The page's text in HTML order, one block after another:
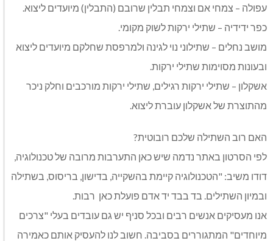
עפולה – צמחי אם וצמחי תבלין שרובם (התבלין) מיועדים ליצוא.
כפר ידידיה – שתילי ירקות לשוק מקומי.
מושב נחלים – שתילוני נוי לגינה ולמרפסת שחלקם מיועדים ליצוא
ובעונות מסוימות שתילי ירקות.
אשקלון – שתילי ירקות רגילים, שתילי ירקות מורכבים וחלק ניכר
מהתוצרת של אשקלון עוברת ליצוא.
האם רוב השתילה שלכם רובוטית?
לפי הסרטון באתר נדמה שיש כאן התערבות מרובה של טכנולוגיה,
דודו משיב: "הטכנולוגיה קיימת בהשקייה, בדישון, בריסוס, בשתילה
ובמיון השתילים. בד בבד יד אדם פועלת כאן רבות.
אנו מעסיקים אנשים רבים ובכל סניף יש גם עובדים בעלי "צרכים
מיוחדים" המתגוררים בסביבה. חשוב לנו להעסיק אותם כאמירה